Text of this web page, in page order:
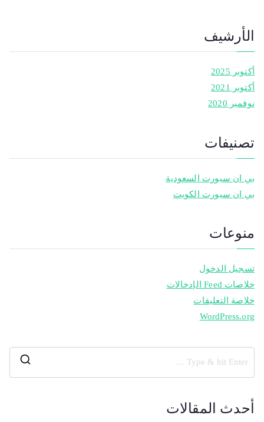
الأرشيف
أكتوبر 2025
أكتوبر 2021
نوفمبر 2020
تصنيفات
بي ان سبورت السعودية
بي ان سبورت الكويت
منوعات
تسجيل الدخول
خلاصات Feed الإدخالات
خلاصة التعليقات
WordPress.org
أحدث المقالات